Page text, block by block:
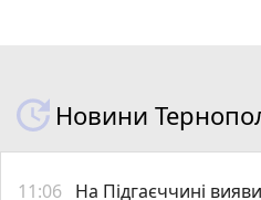
Новини
11:06 На Підгаєччині